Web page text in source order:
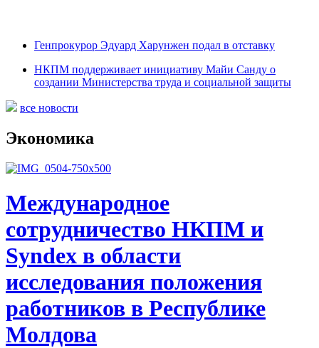
Генпрокурор Эдуард Харунжен подал в отставку
НКПМ поддерживает инициативу Майи Санду о
создании Министерства труда и социальной защиты
все новости
Экономика
Международное
сотрудничество НКПМ и
Syndex в области
исследования положения
работников в Республике
Молдова